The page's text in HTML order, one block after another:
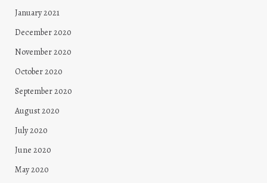
January 2021
December 2020
November 2020
October 2020
September 2020
August 2020
July 2020
June 2020
May 2020